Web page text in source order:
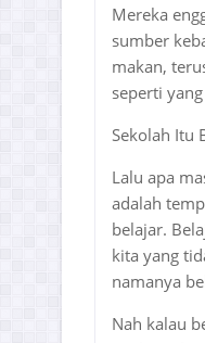
Mereka
sumber
makan,
seperti
Sekolah Itu
Lalu apa
adalah
belajar.
kita yang
namanya
Nah kalau